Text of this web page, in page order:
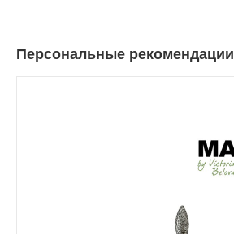
Персональные рекомендации